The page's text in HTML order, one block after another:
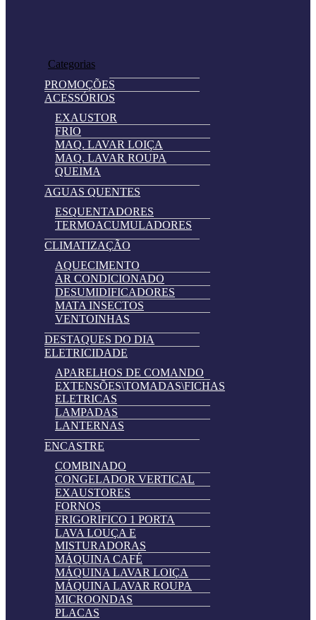
Categorias
PROMOÇÕES
ACESSÓRIOS
EXAUSTOR
FRIO
MAQ. LAVAR LOIÇA
MAQ. LAVAR ROUPA
QUEIMA
AGUAS QUENTES
ESQUENTADORES
TERMOACUMULADORES
CLIMATIZAÇÃO
AQUECIMENTO
AR CONDICIONADO
DESUMIDIFICADORES
MATA INSECTOS
VENTOINHAS
DESTAQUES DO DIA
ELETRICIDADE
APARELHOS DE COMANDO
EXTENSÕES\TOMADAS\FICHAS
ELETRICAS
LAMPADAS
LANTERNAS
ENCASTRE
COMBINADO
CONGELADOR VERTICAL
EXAUSTORES
FORNOS
FRIGORIFICO 1 PORTA
LAVA LOUÇA E
MISTURADORAS
MÁQUINA CAFÉ
MÁQUINA LAVAR LOIÇA
MÁQUINA LAVAR ROUPA
MICROONDAS
PLACAS